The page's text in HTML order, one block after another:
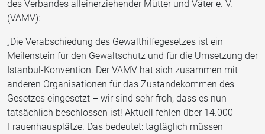
des Verbandes alleinerziehender Mütter und Väter e. V.
(VAMV):
„Die Verabschiedung des Gewalthilfegesetzes ist ein
Meilenstein für den Gewaltschutz und für die Umsetzung der
Istanbul-Konvention. Der VAMV hat sich zusammen mit
anderen Organisationen für das Zustandekommen des
Gesetzes eingesetzt – wir sind sehr froh, dass es nun
tatsächlich beschlossen ist! Aktuell fehlen über 14.000
Frauenhausplätze. Das bedeutet: tagtäglich müssen